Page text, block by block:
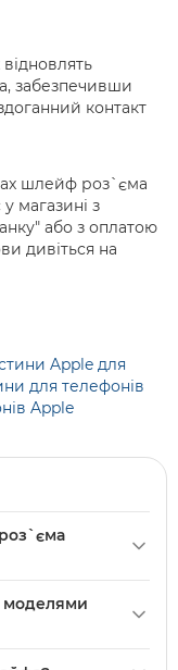
забезпечивши
контакт
шлейф роз`єма
магазині з
або з оплатою
дивіться на
Apple для
для телефонів
Apple
запчастина для
новою, в
моделями